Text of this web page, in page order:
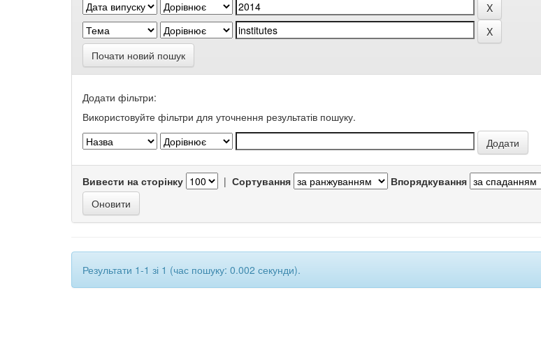
Почати новий пошук
Додати фільтри:
Використовуйте фільтри для уточнення результатів пошуку.
Вивести на сторінку | Сортування Впорядкування
Результати 1-1 зі 1 (час пошуку: 0.002 секунди).